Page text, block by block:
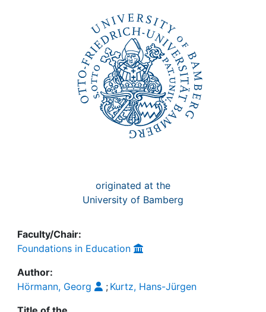
originated at the
University of Bamberg
Faculty/Chair:
Foundations in Education
Author:
Hörmann, Georg
; Kurtz, Hans-Jürgen